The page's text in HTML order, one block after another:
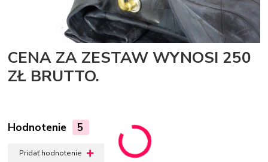
CENA ZA ZESTAW WYNOSI 250
ZŁ BRUTTO.
Hodnotenie 5
Pridať hodnotenie